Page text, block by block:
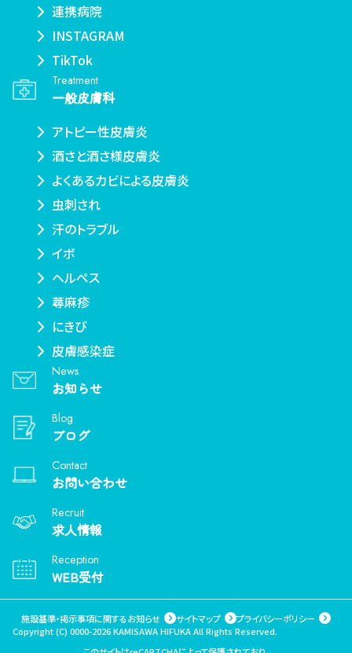
連携病院
INSTAGRAM
TikTok
Treatment
一般皮膚科
アトピー性皮膚炎
酒さと酒さ様皮膚炎
よくあるカビによる皮膚炎
虫刺され
汗のトラブル
イボ
ヘルペス
蕁麻疹
にきび
皮膚感染症
News
お知らせ
Blog
ブログ
Contact
お問い合わせ
Recruit
求人情報
Reception
WEB受付
施設基準・掲示事項に関するお知らせ サイトマップ
プライバシーポリシー
Copyright (C) 0000-2026 KAMISAWA HIFUKA All Rights Reserved.